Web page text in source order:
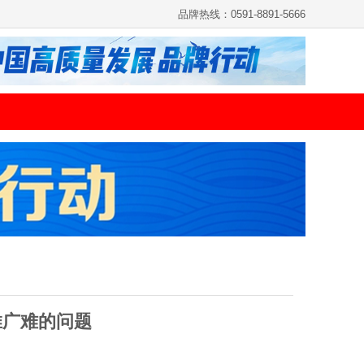
品牌热线：0591-8891-5666
难的问题